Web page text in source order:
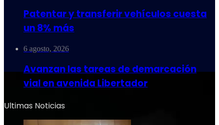
Patentar y transferir vehículos cuesta
un 8% más
6 agosto, 2026
Avanzan las tareas de demarcación
vial en avenida Libertador
Ultimas Noticias